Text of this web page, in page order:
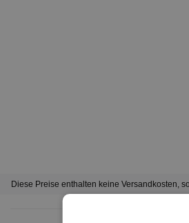
Diese Preise enthalten keine Versandkosten,